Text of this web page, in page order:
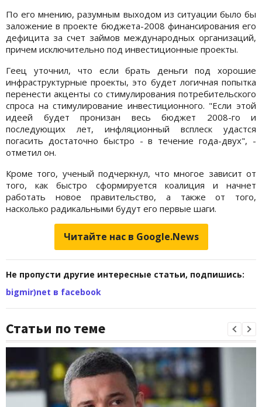
По его мнению, разумным выходом из ситуации было бы
заложение в проекте бюджета-2008 финансирования его
дефицита за счет займов международных организаций,
причем исключительно под инвестиционные проекты.
Геец уточнил, что если брать деньги под хорошие
инфраструктурные проекты, это будет логичная попытка
перенести акценты со стимулирования потребительского
спроса на стимулирование инвестиционного. "Если этой
идеей будет пронизан весь бюджет 2008-го и
последующих лет, инфляционный всплеск удастся
погасить достаточно быстро - в течение года-двух", -
отметил он.
Кроме того, ученый подчеркнул, что многое зависит от
того, как быстро сформируется коалиция и начнет
работать новое правительство, а также от того,
насколько радикальными будут его первые шаги.
Читайте нас в Google.News
Не пропусти другие интересные статьи, подпишись:
bigmir)net в facebook
Статьи по теме